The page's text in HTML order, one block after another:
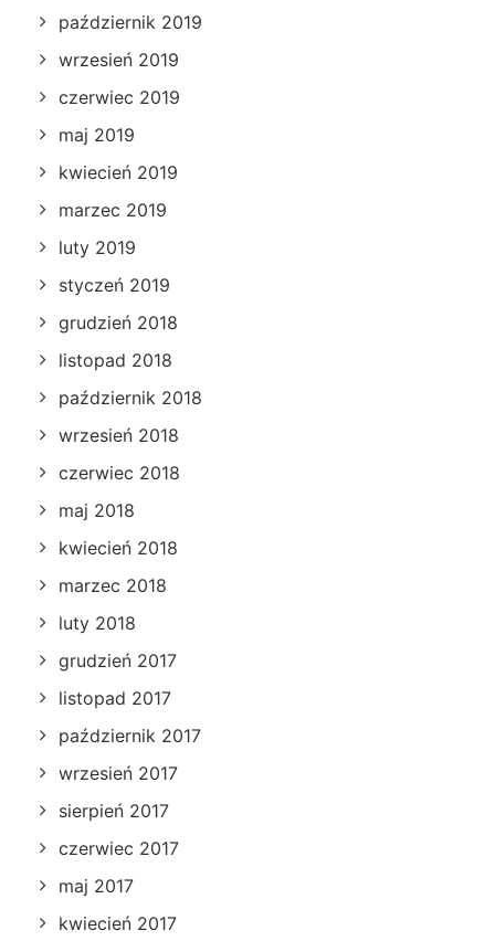
październik 2019
wrzesień 2019
czerwiec 2019
maj 2019
kwiecień 2019
marzec 2019
luty 2019
styczeń 2019
grudzień 2018
listopad 2018
październik 2018
wrzesień 2018
czerwiec 2018
maj 2018
kwiecień 2018
marzec 2018
luty 2018
grudzień 2017
listopad 2017
październik 2017
wrzesień 2017
sierpień 2017
czerwiec 2017
maj 2017
kwiecień 2017